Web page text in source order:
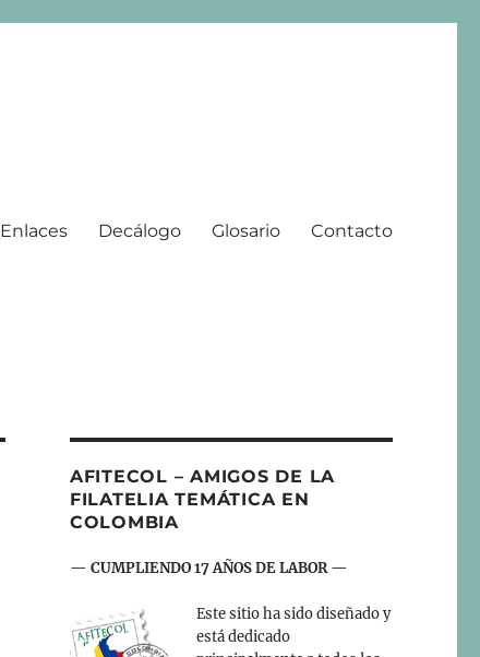
Enlaces Decálogo Glosario Contacto
AFITECOL – AMIGOS DE LA
FILATELIA TEMÁTICA EN
COLOMBIA
— CUMPLIENDO 17 AÑOS DE LABOR —
Este sitio ha sido diseñado y
está dedicado